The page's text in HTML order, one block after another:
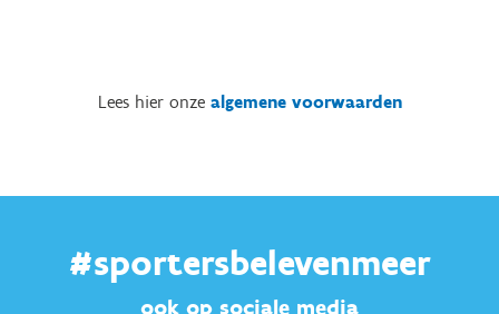
Lees hier onze algemene voorwaarden
#sportersbelevenmeer
ook op sociale media